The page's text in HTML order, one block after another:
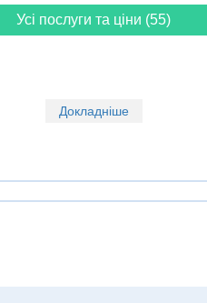
Усі послуги та ціни (55)
Докладніше